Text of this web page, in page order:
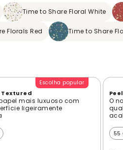
Time to Share Floral White
Florals Red Time to Share
Escolha popular
Textured
mais luxuoso com
ligeiramente
O
55